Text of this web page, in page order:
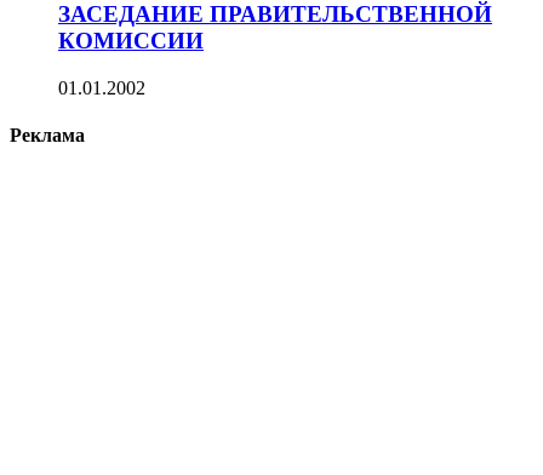
ЗАСЕДАНИЕ ПРАВИТЕЛЬСТВЕННОЙ
КОМИССИИ
01.01.2002
Реклама